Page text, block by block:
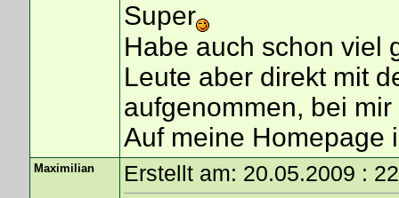
Super
Habe auch schon viel
Leute aber direkt mit
aufgenommen, bei
Auf meine Homepage
Maximilian Erstellt am: 20.05.2009 :